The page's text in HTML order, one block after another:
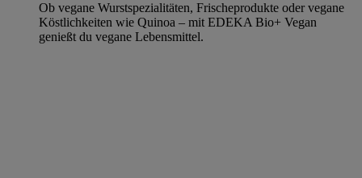
Ob vegane Wurstspezialitäten, Frischeprodukte oder vegane
Köstlichkeiten wie Quinoa – mit EDEKA Bio+ Vegan
genießt du vegane Lebensmittel.